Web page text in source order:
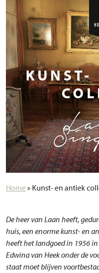
KUNST-
Home» Kunst- en antiek
De heer van Laan heeft,
huis, een enorme kunst- en
heeft het landgoed in 1956
Edwina van Heek onder de
staat moet blijven